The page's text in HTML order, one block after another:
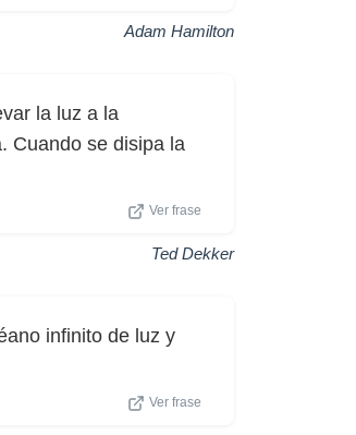
Adam Hamilton
la luz a la
Cuando se disipa la
Ver frase
Ted Dekker
infinito de luz y
Ver frase